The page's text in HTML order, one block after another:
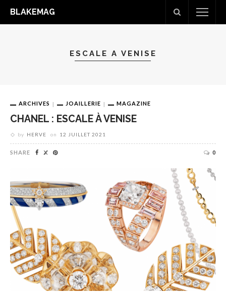
BLAKEMAG
ESCALE A VENISE
ARCHIVES JOAILLERIE MAGAZINE
CHANEL : ESCALE À VENISE
by HERVE on 12 JUILLET 2021
SHARE 0